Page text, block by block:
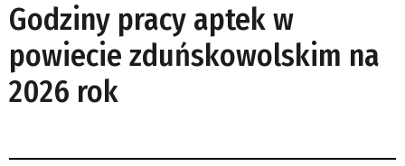
Godziny pracy aptek w
powiecie zduńskowolskim na
2026 rok